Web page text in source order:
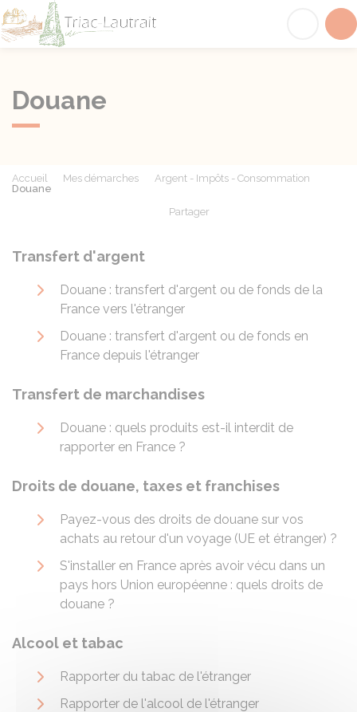
Douane
Accueil Mes démarches
Argent - Impôts - Consommation
Douane
Partager
Transfert d'argent
Douane : transfert d'argent ou de fonds de la
France vers l'étranger
Douane : transfert d'argent ou de fonds en
France depuis l'étranger
Transfert de marchandises
Douane : quels produits est-il interdit de
rapporter en France ?
Droits de douane, taxes et franchises
Payez-vous des droits de douane sur vos
achats au retour d'un voyage (UE et étranger) ?
S'installer en France après avoir vécu dans un
pays hors Union européenne : quels droits de
douane ?
Alcool et tabac
Rapporter du tabac de l'étranger
Rapporter de l'alcool de l'étranger